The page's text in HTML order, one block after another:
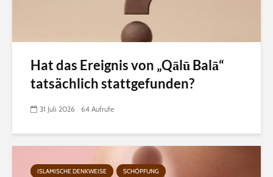
Hat das Ereignis von „Qālū Balā“
tatsächlich stattgefunden?
31 Juli 2026 64 Aufrufe
ISLAMISCHE DENKWEISE SCHÖPFUNG